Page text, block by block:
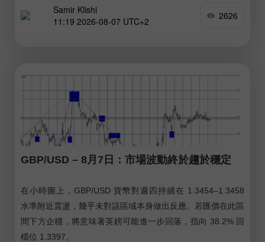
Samir Klishi
11:19 2026-08-07 UTC+2
2626
GBP/USD – 8月7日：市場波動終於趨於穩定
在小時圖上，GBP/USD 貨幣對週四持續在 1.3454–1.3458
水準附近震盪，幾乎未對該區域本身做出反應。若匯價在此區
間下方企穩，將意味著英鎊可能進一步回落，指向 38.2% 回
檔位 1.3397。